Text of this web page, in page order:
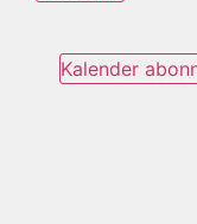
Kalender